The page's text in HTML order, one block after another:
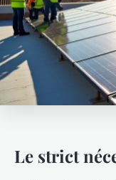
Le strict